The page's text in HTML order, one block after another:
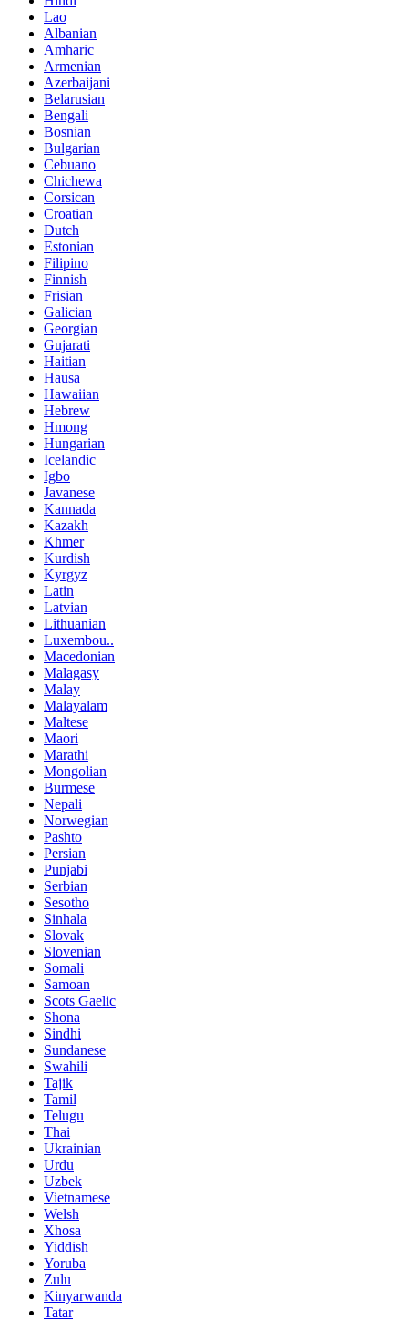
Lao
Albanian
Amharic
Armenian
Azerbaijani
Belarusian
Bengali
Bosnian
Bulgarian
Cebuano
Chichewa
Corsican
Croatian
Dutch
Estonian
Filipino
Finnish
Frisian
Galician
Georgian
Gujarati
Haitian
Hausa
Hawaiian
Hebrew
Hmong
Hungarian
Icelandic
Igbo
Javanese
Kannada
Kazakh
Khmer
Kurdish
Kyrgyz
Latin
Latvian
Lithuanian
Luxembou..
Macedonian
Malagasy
Malay
Malayalam
Maltese
Maori
Marathi
Mongolian
Burmese
Nepali
Norwegian
Pashto
Persian
Punjabi
Serbian
Sesotho
Sinhala
Slovak
Slovenian
Somali
Samoan
Scots Gaelic
Shona
Sindhi
Sundanese
Swahili
Tajik
Tamil
Telugu
Thai
Ukrainian
Urdu
Uzbek
Vietnamese
Welsh
Xhosa
Yiddish
Yoruba
Zulu
Kinyarwanda
Tatar